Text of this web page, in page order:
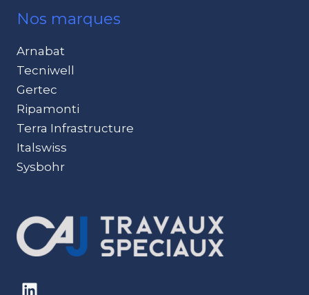
Nos marques
Arnabat
Tecniwell
Gertec
Ripamonti
Terra Infrastructure
Italswiss
Sysbohr